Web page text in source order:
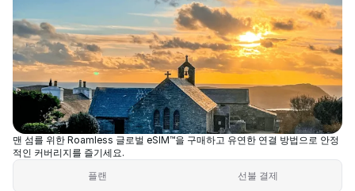
맨 섬를 위한 Roamless 글로벌 eSIM™을 구매하고 유연한 연결 방법으로 안정
적인 커버리지를 즐기세요.
플랜
선불 결제